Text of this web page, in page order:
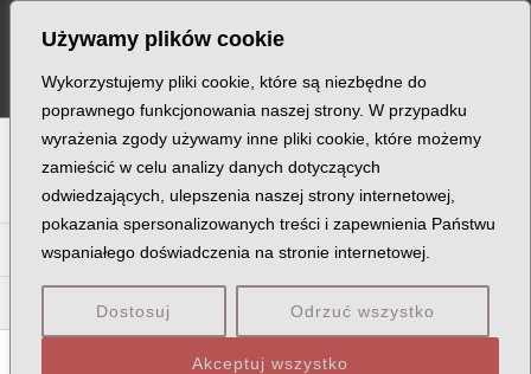
Używamy plików cookie
Wykorzystujemy pliki cookie, które są niezbędne do
poprawnego funkcjonowania naszej strony. W przypadku
wyrażenia zgody używamy inne pliki cookie, które możemy
zamieścić w celu analizy danych dotyczących
odwiedzających, ulepszenia naszej strony internetowej,
pokazania spersonalizowanych treści i zapewnienia Państwu
wspaniałego doświadczenia na stronie internetowej.
Dostosuj Odrzuć wszystko
Akceptuj wszystko
content
B C D E F G H I J K L Ł M
O P Q R S T U V W X Z
Ka Ke Ki Kl Kł Km Kn Ko Kr Ks
Kuc Kuj Kun Kup
navigation